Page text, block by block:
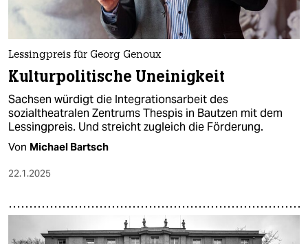
Lessingpreis für Georg Genoux
Kulturpolitische Uneinigkeit
Sachsen würdigt die Integrationsarbeit des
sozialtheatralen Zentrums Thespis in Bautzen mit dem
Lessingpreis. Und streicht zugleich die Förderung.
Von Michael Bartsch
22.1.2025